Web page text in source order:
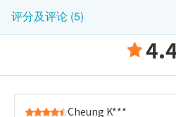
评分及评论 (5)
Cheung K***